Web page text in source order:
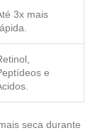
3x mais
e
seca durante